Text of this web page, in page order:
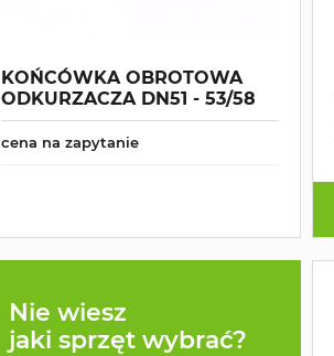
KOŃCÓWKA OBROTOWA
ODKURZACZA DN51 - 53/58
cena na zapytanie
Nie wiesz
jaki sprzęt wybrać?